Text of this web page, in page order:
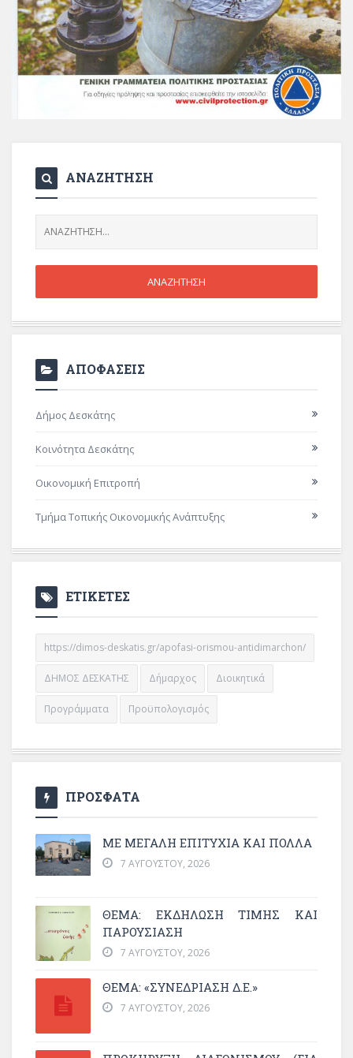
ΑΝΑΖΗΤΗΣΗ
ΑΠΟΦΑΣΕΙΣ
Δήμος Δεσκάτης
Κοινότητα Δεσκάτης
Οικονομική Επιτροπή
Τμήμα Τοπικής Οικονομικής Ανάπτυξης
ΕΤΙΚΕΤΕΣ
https://dimos-deskatis.gr/apofasi-orismou-antidimarchon/
ΔΗΜΟΣ ΔΕΣΚΑΤΗΣ Δήμαρχος Διοικητικά
Προγράμματα Προϋπολογισμός
ΠΡΟΣΦΑΤΑ
ΜΕ ΜΕΓΆΛΗ ΕΠΙΤΥΧΊΑ ΚΑΙ ΠΟΛΛΆ
7 ΑΥΓΟΎΣΤΟΥ, 2026
ΘΈΜΑ: ΕΚΔΉΛΩΣΗ ΤΙΜΉΣ ΚΑΙ
ΠΑΡΟΥΣΊΑΣΗ
7 ΑΥΓΟΎΣΤΟΥ, 2026
ΘΕΜΑ: «ΣΥΝΕΔΡΊΑΣΗ Δ.Ε.»
7 ΑΥΓΟΎΣΤΟΥ, 2026